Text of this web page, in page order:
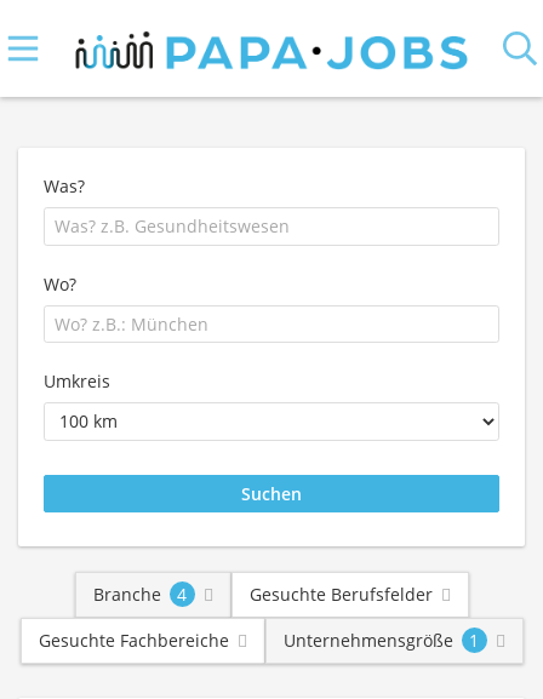
Was?
Wo?
Umkreis
Branche 4
Gesuchte Berufsfelder
Gesuchte Fachbereiche
Unternehmensgröße 1